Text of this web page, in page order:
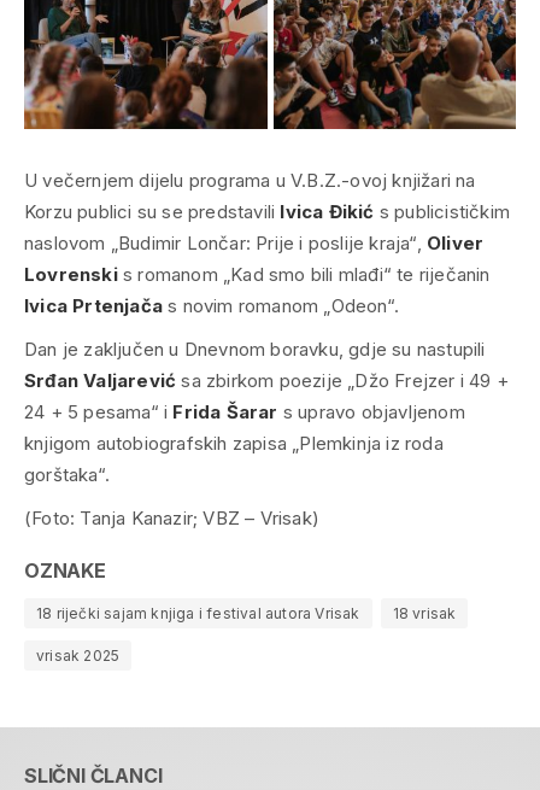
U večernjem dijelu programa u V.B.Z.-ovoj knjižari na
Korzu publici su se predstavili Ivica Đikić s publicističkim
naslovom „Budimir Lončar: Prije i poslije kraja“, Oliver
Lovrenski s romanom „Kad smo bili mlađi“ te riječanin
Ivica Prtenjača s novim romanom „Odeon“.
Dan je zaključen u Dnevnom boravku, gdje su nastupili
Srđan Valjarevićsa zbirkom poezije „Džo Frejzer i 49 +
24 + 5 pesama“ i Frida Šarar s upravo objavljenom
knjigom autobiografskih zapisa „Plemkinja iz roda
gorštaka“.
(Foto: Tanja Kanazir; VBZ – Vrisak)
OZNAKE
18 riječki sajam knjiga i festival autora Vrisak 18 vrisak
vrisak 2025
SLIČNI ČLANCI